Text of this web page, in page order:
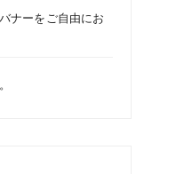
ナーをご自由にお